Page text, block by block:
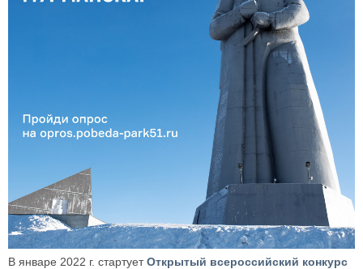
В январе 2022 г. стартуетОткрытый всероссийский конкурс